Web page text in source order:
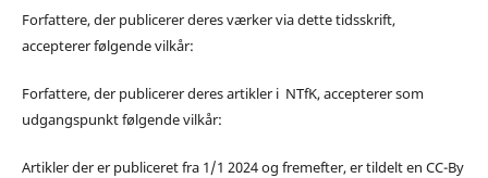
Forfattere, der publicerer deres værker via dette tidsskrift,
accepterer følgende vilkår:
Forfattere, der publicerer deres artikler i NTfK, accepterer som
udgangspunkt følgende vilkår:
Artikler der er publiceret fra 1/1 2024 og fremefter, er tildelt en CC-By